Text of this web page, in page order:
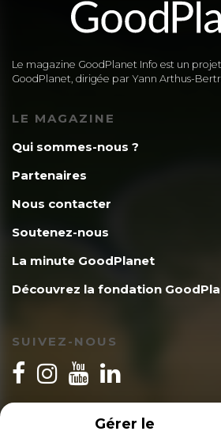
Gérer le
Le magazine GoodPlanet Info est un
GoodPlanet, dirigée par Yann Arthus-
LE MAGAZINE
Qui sommes-nous ?
Partenaires
Nous contacter
Soutenez-nous
La minute GoodPlanet
Découvrez la fondation
SUIVEZ-NOUS
INSCRIPTION NEWSLETTER